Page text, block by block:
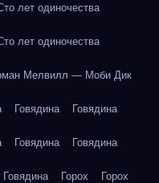
лет одиночества
лет одиночества
Мелвилл — Моби Дик
Говядина Говядина
Говядина Говядина
Говядина Горох Горох